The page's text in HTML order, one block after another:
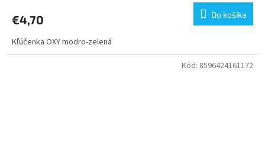
€4,70 Do košíka
Kľúčenka OXY modro-zelená
Kód: 8596424161172